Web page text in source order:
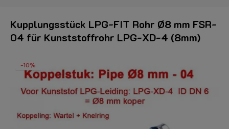
Kupplungsstück LPG-FIT Rohr Ø8 mm FSR-
04 für Kunststoffrohr LPG-XD-4 (8mm)
-10%